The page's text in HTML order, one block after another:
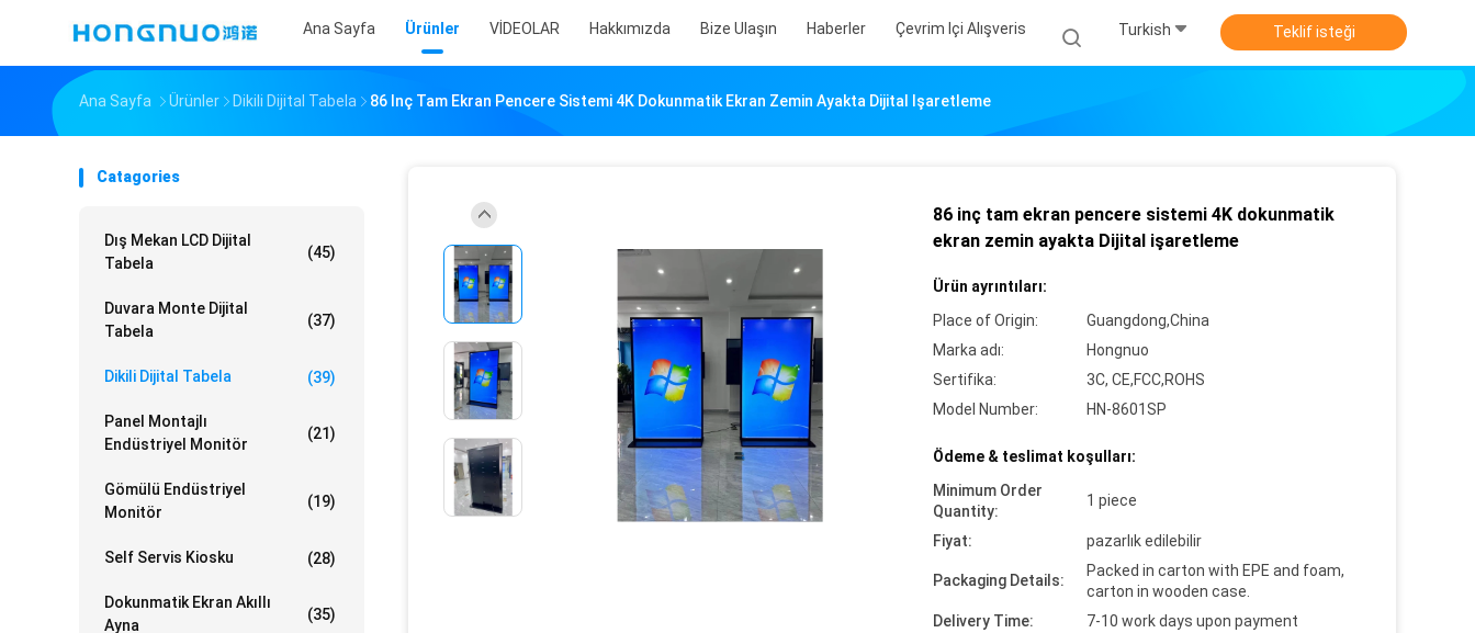
Ana Sayfa Ürünler VİDEOLAR Hakkımızda Bize Ulaşın Haberler Çevrim Içi Alışveris Turkish Teklif isteği
Ana Sayfa Ürünler Dikili Dijital Tabela 86 Inç Tam Ekran Pencere Sistemi 4K Dokunmatik Ekran Zemin Ayakta Dijital Işaretleme
Catagories
Dış Mekan LCD Dijital
Tabela
(45)
Duvara Monte Dijital
Tabela
(37)
Dikili Dijital Tabela (39)
Panel Montajlı
Endüstriyel Monitör
(21)
Gömülü Endüstriyel
Monitör
(19)
Self Servis Kiosku (28)
Dokunmatik Ekran Akıllı
Ayna
(35)
86 inç tam ekran pencere sistemi 4K dokunmatik
ekran zemin ayakta Dijital işaretleme
Ürün ayrıntıları:
Place of Origin:
Guangdong,China
Marka adı:
Hongnuo
Sertifika:
3C, CE,FCC,ROHS
Model Number:
HN-8601SP
Ödeme & teslimat koşulları:
Minimum Order
Quantity:
1 piece
Fiyat: pazarlık edilebilir
Packaging Details:
Packed in carton with EPE and foam,
carton in wooden case.
Delivery Time:
7-10 work days upon payment